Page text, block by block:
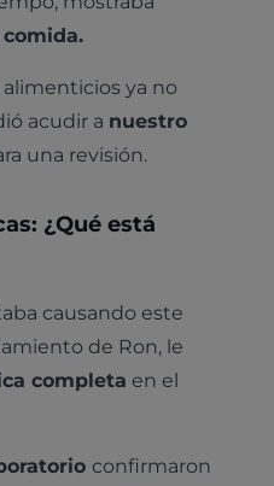
ya no
acudir a nuestro
una revisión.
¿Qué está
causando este
de Ron, le
completa en el
confirmaron